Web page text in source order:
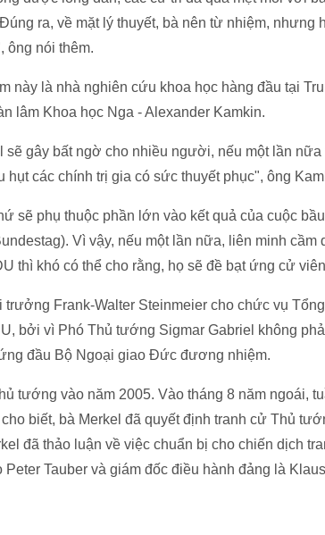
ra, về mặt lý thuyết, bà nên từ nhiệm, nhưng
ông nói thêm.
này là nhà nghiên cứu khoa học hàng đầu tại
lâm Khoa học Nga - Alexander Kamkin.
gây bất ngờ cho nhiều người, nếu một lần nữa
các chính trị gia có sức thuyết phục", ông
sẽ phụ thuộc phần lớn vào kết quả của cuộc
Vì vậy, nếu một lần nữa, liên minh cầm
thì khó có thể cho rằng, họ sẽ đề bạt ứng cử
Frank-Walter Steinmeier cho chức vụ
bởi vì Phó Thủ tướng Sigmar Gabriel không
đầu Bộ Ngoại giao Đức đương nhiệm.
tướng vào năm 2005. Vào tháng 8 năm ngoái,
biết, bà Merkel đã quyết định tranh cử Thủ
đã thảo luận về việc chuẩn bị cho chiến dịch
Tauber và giám đốc điều hành đảng là